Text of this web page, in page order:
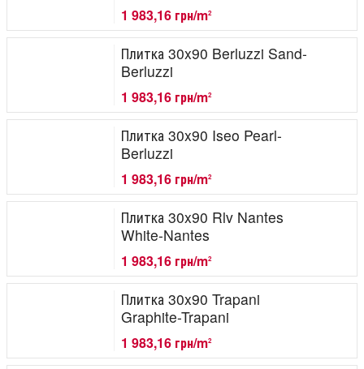
1 983,16 грн/m2
Плитка 30x90 Berluzzi Sand-
Berluzzi
1 983,16 грн/m2
Плитка 30x90 Iseo Pearl-
Berluzzi
1 983,16 грн/m2
Плитка 30x90 Rlv Nantes
White-Nantes
1 983,16 грн/m2
Плитка 30x90 Trapani
Graphite-Trapani
1 983,16 грн/m2